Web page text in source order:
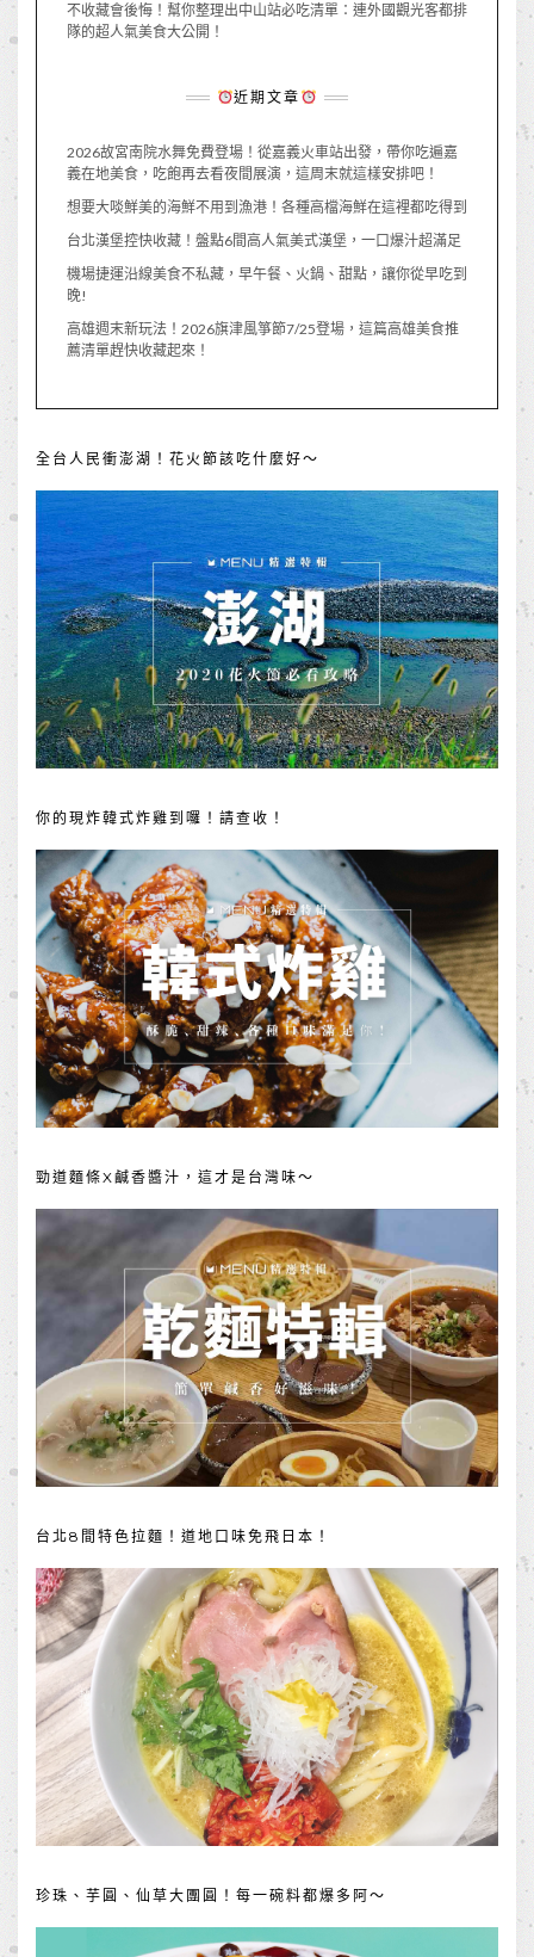
不收藏會後悔！幫你整理出中山站必吃清單：連外國觀光客都排
隊的超人氣美食大公開！
近期文章
2026故宮南院水舞免費登場！從嘉義火車站出發，帶你吃遍嘉
義在地美食，吃飽再去看夜間展演，這周末就這樣安排吧！
想要大啖鮮美的海鮮不用到漁港！各種高檔海鮮在這裡都吃得到
台北漢堡控快收藏！盤點6間高人氣美式漢堡，一口爆汁超滿足
機場捷運沿線美食不私藏，早午餐、火鍋、甜點，讓你從早吃到
晚!
高雄週末新玩法！2026旗津風箏節7/25登場，這篇高雄美食推
薦清單趕快收藏起來！
全台人民衝澎湖！花火節該吃什麼好～
你的現炸韓式炸雞到囉！請查收！
勁道麵條X鹹香醬汁，這才是台灣味～
台北8間特色拉麵！道地口味免飛日本！
珍珠、芋圓、仙草大團圓！每一碗料都爆多阿～